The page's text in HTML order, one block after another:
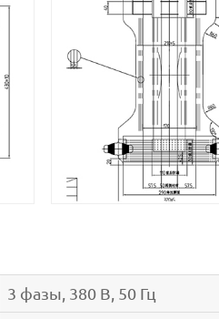
3 фазы, 380 В, 50 Гц